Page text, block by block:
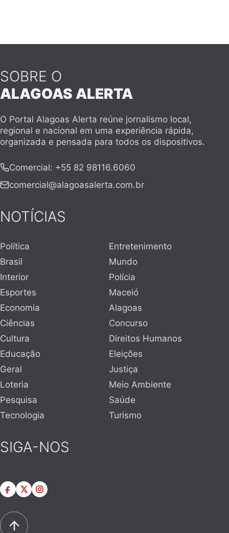
SOBRE O
ALAGOAS ALERTA
O Portal Alagoas Alerta reúne jornalismo local,
regional e nacional em uma experiência rápida,
organizada e pensada para todos os dispositivos.
Comercial: +55 82 98116.6060
comercial@alagoasalerta.com.br
NOTÍCIAS
Política
Entretenimento
Brasil
Mundo
Interior
Polícia
Esportes
Maceió
Economia
Alagoas
Ciências
Concurso
Cultura
Direitos Humanos
Educação
Eleições
Geral
Justiça
Loteria
Meio Ambiente
Pesquisa
Saúde
Tecnologia
Turismo
SIGA-NOS